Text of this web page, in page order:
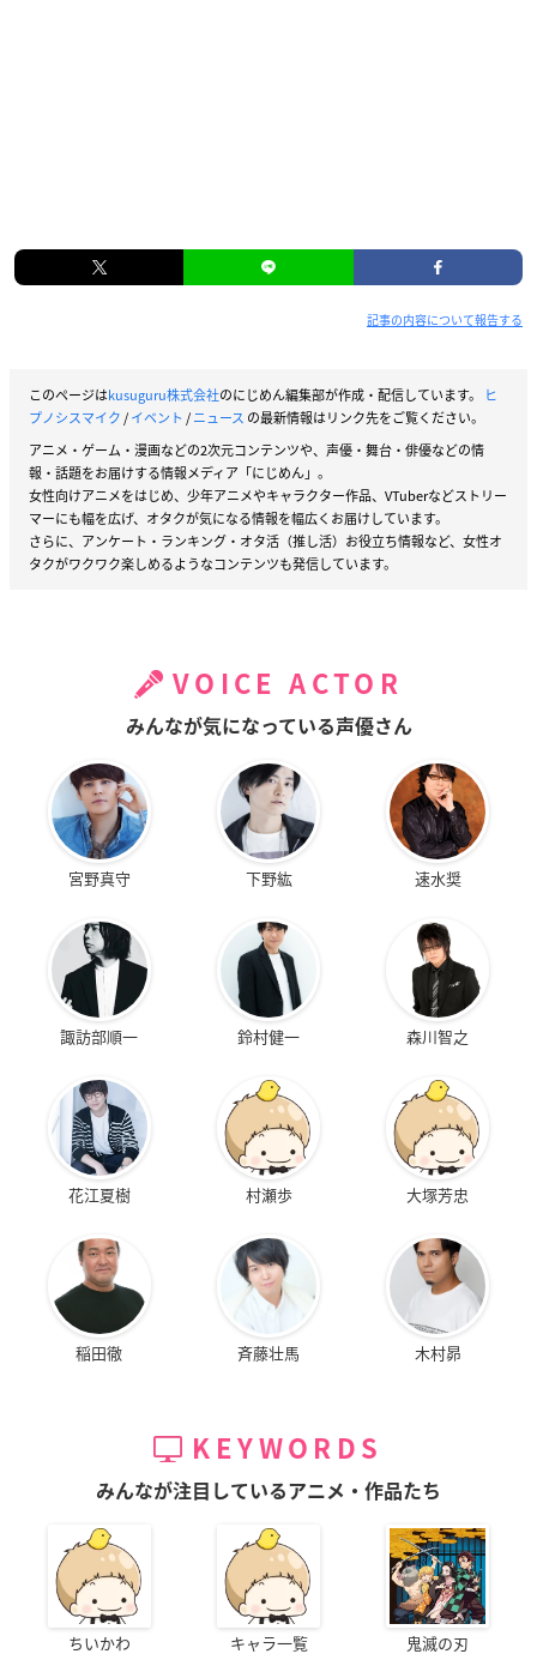
記事の内容について報告する
このページはkusuguru株式会社のにじめん編集部が作成・配信しています。
ヒ
プノシスマイク/イベント /ニュース の最新情報はリンク先をご覧ください。
アニメ・ゲーム・漫画などの2次元コンテンツや、声優・舞台・俳優などの情
報・話題をお届けする情報メディア「にじめん」。
女性向けアニメをはじめ、少年アニメやキャラクター作品、VTuberなどストリー
マーにも幅を広げ、オタクが気になる情報を幅広くお届けしています。
さらに、アンケート・ランキング・オタ活（推し活）お役立ち情報など、女性オ
タクがワクワク楽しめるようなコンテンツも発信しています。
VOICE ACTOR
みんなが気になっている声優さん
宮野真守 下野紘 速水奨
諏訪部順一 鈴村健一 森川智之
花江夏樹 村瀬歩 大塚芳忠
稲田徹 斉藤壮馬 木村昴
KEYWORDS
みんなが注目しているアニメ・作品たち
ちいかわ キャラ一覧 鬼滅の刃